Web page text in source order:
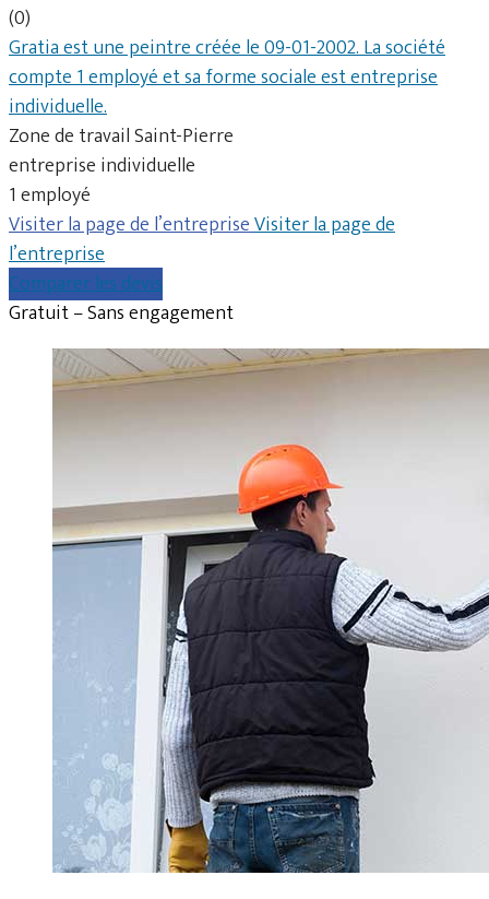
(0)
Gratia est une peintre créée le 09-01-2002. La société
compte 1 employé et sa forme sociale est entreprise
individuelle.
Zone de travail Saint-Pierre
entreprise individuelle
1 employé
Visiter la page de l’entrepriseVisiter la page de
l’entreprise
Comparer les devis
Gratuit – Sans engagement